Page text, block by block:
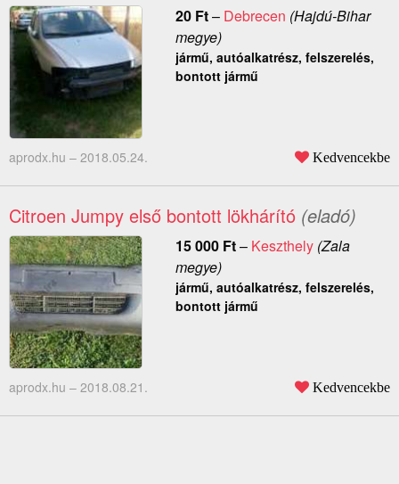
20 Ft– Debrecen (Hajdú-Bihar
megye)
jármű, autóalkatrész, felszerelés,
bontott jármű
aprodx.hu – 2018.05.24. Kedvencekbe
Citroen Jumpy első bontott lökhárító (eladó)
15 000 Ft– Keszthely(Zala
megye)
jármű, autóalkatrész, felszerelés,
bontott jármű
aprodx.hu – 2018.08.21. Kedvencekbe